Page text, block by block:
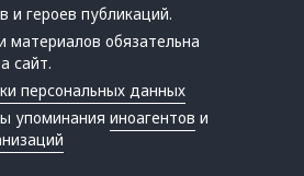
и героев публикаций.
материалов обязательна
сайт.
персональных данных
упоминанияиноагентов и